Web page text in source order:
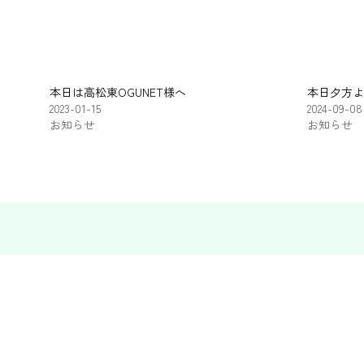
本日は高松東OGUNET様へ
2023-01-15
お知らせ
本日夕方
2024-09-08
お知らせ